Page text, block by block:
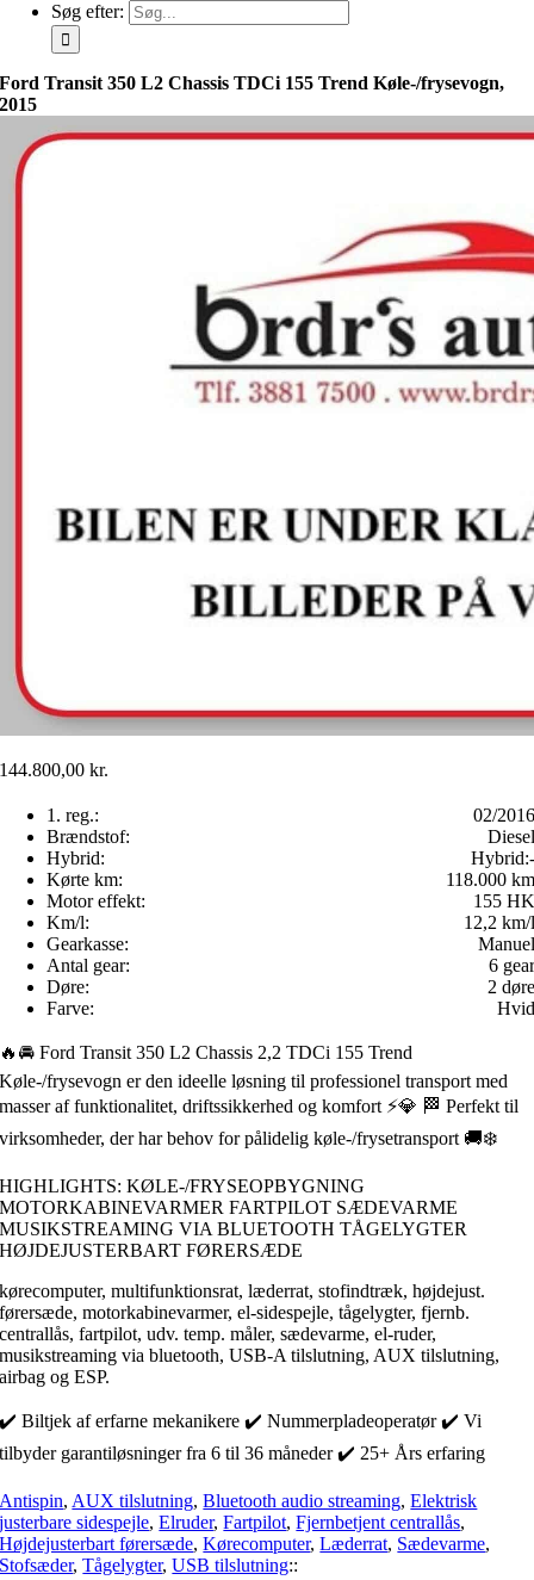
Søg efter:
Ford Transit 350 L2 Chassis TDCi 155 Trend Køle-/frysevogn,
2015
144.800,00kr.
1. reg.:
02/2016
Brændstof:
Diesel
Hybrid:
Hybrid:-
Kørte km:
118.000 km
Motor effekt:
155 HK
Km/l:
12,2 km/l
Gearkasse:
Manuel
Antal gear:
6 gear
Døre:
2 døre
Farve:
Hvid
🔥🚘 Ford Transit 350 L2 Chassis 2,2 TDCi 155 Trend
Køle-/frysevogn er den ideelle løsning til professionel transport med
masser af funktionalitet, driftssikkerhed og komfort ⚡️💎 🏁 Perfekt til
virksomheder, der har behov for pålidelig køle-/frysetransport 🚚❄️
HIGHLIGHTS: KØLE-/FRYSEOPBYGNING
MOTORKABINEVARMER FARTPILOT SÆDEVARME
MUSIKSTREAMING VIA BLUETOOTH TÅGELYGTER
HØJDEJUSTERBART FØRERSÆDE
kørecomputer, multifunktionsrat, læderrat, stofindtræk, højdejust.
førersæde, motorkabinevarmer, el-sidespejle, tågelygter, fjernb.
centrallås, fartpilot, udv. temp. måler, sædevarme, el-ruder,
musikstreaming via bluetooth, USB-A tilslutning, AUX tilslutning,
airbag og ESP.
✔️ Biltjek af erfarne mekanikere ✔️ Nummerpladeoperatør ✔️ Vi
tilbyder garantiløsninger fra 6 til 36 måneder ✔️ 25+ Års erfaring
Antispin, AUX tilslutning,Bluetooth audio streaming,Elektrisk
justerbare sidespejle,Elruder,Fartpilot,Fjernbetjent centrallås,
Højdejusterbart førersæde,Kørecomputer,Læderrat, Sædevarme,
Stofsæder,Tågelygter,USB tilslutning::